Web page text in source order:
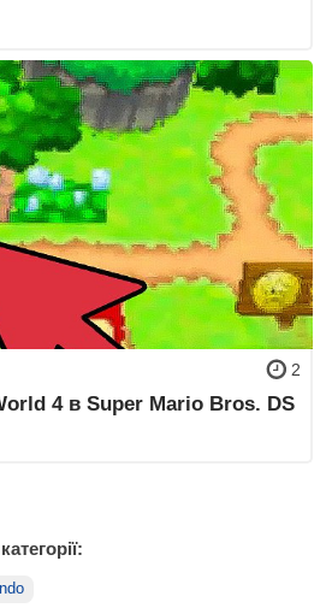
2
4 в Super Mario Bros. DS